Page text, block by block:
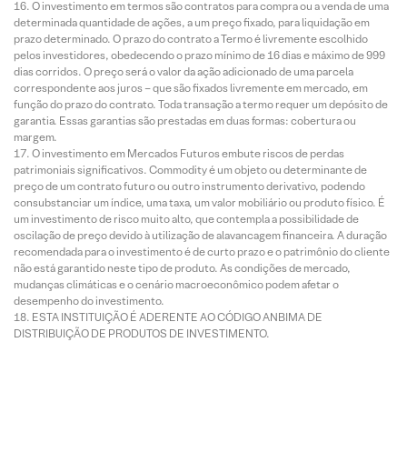
O investimento em termos são contratos para compra ou a venda de uma
determinada quantidade de ações, a um preço fixado, para liquidação em
prazo determinado. O prazo do contrato a Termo é livremente escolhido
pelos investidores, obedecendo o prazo mínimo de 16 dias e máximo de 999
dias corridos. O preço será o valor da ação adicionado de uma parcela
correspondente aos juros – que são fixados livremente em mercado, em
função do prazo do contrato. Toda transação a termo requer um depósito de
garantia. Essas garantias são prestadas em duas formas: cobertura ou
margem.
O investimento em Mercados Futuros embute riscos de perdas
patrimoniais significativos. Commodity é um objeto ou determinante de
preço de um contrato futuro ou outro instrumento derivativo, podendo
consubstanciar um índice, uma taxa, um valor mobiliário ou produto físico. É
um investimento de risco muito alto, que contempla a possibilidade de
oscilação de preço devido à utilização de alavancagem financeira. A duração
recomendada para o investimento é de curto prazo e o patrimônio do cliente
não está garantido neste tipo de produto. As condições de mercado,
mudanças climáticas e o cenário macroeconômico podem afetar o
desempenho do investimento.
ESTA INSTITUIÇÃO É ADERENTE AO CÓDIGO ANBIMA DE
DISTRIBUIÇÃO DE PRODUTOS DE INVESTIMENTO.